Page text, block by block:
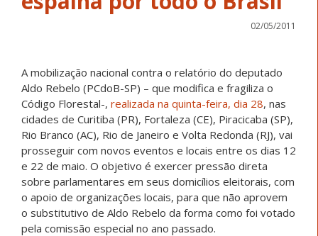
02/05/2011
A mobilização nacional contra o relatório do deputado
Aldo Rebelo (PCdoB-SP) – que modifica e fragiliza o
Código Florestal-, realizada na quinta-feira, dia 28, nas
cidades de Curitiba (PR), Fortaleza (CE), Piracicaba (SP),
Rio Branco (AC), Rio de Janeiro e Volta Redonda (RJ), vai
prosseguir com novos eventos e locais entre os dias 12
e 22 de maio. O objetivo é exercer pressão direta
sobre parlamentares em seus domicílios eleitorais, com
o apoio de organizações locais, para que não aprovem
o substitutivo de Aldo Rebelo da forma como foi votado
pela comissão especial no ano passado.